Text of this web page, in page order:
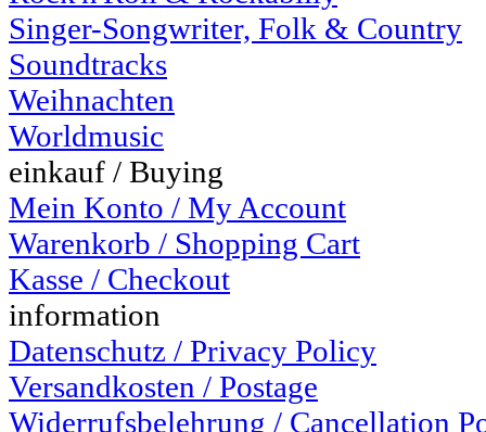
Singer-Songwriter, Folk & Country
Soundtracks
Weihnachten
Worldmusic
einkauf / Buying
Mein Konto / My Account
Warenkorb / Shopping Cart
Kasse / Checkout
information
Datenschutz / Privacy Policy
Versandkosten / Postage
Widerrufsbelehrung / Cancellation